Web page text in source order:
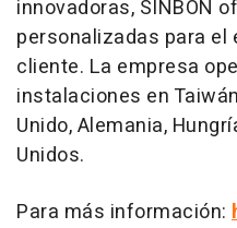
innovadoras, SINBON
personalizadas para el
cliente. La empresa
instalaciones en
Unido, Alemania,
Unidos.
Para más información: